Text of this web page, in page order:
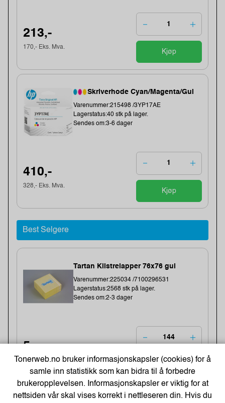
213,-
170,- Eks. Mva.
Kjøp
Skriverhode Cyan/Magenta/Gul
Varenummer:215498 /3YP17AE
Lagerstatus:40 stk på lager.
Sendes om:3-6 dager
410,-
328,- Eks. Mva.
Kjøp
Best Selgere
Tartan Klistrelapper 76x76 gul
Varenummer:225034 /7100296531
Lagerstatus:2568 stk på lager.
Sendes om:2-3 dager
5,-
4,- Eks. Mva.
Kjøp
Tonerweb.no bruker informasjonskapsler (cookies) for å
samle inn statistikk som kan bidra til å forbedre
brukeropplevelsen. Informasjonskapsler er viktig for at
nettsiden vår skal vises korrekt i nettleseren din. Hvis du